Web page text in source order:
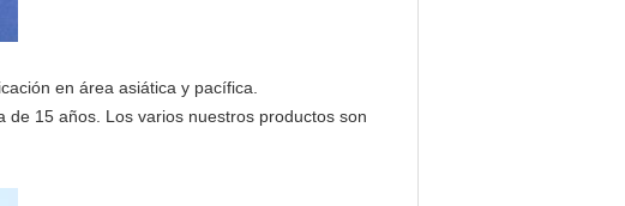
en área asiática y pacífica.
15 años. Los varios nuestros productos son